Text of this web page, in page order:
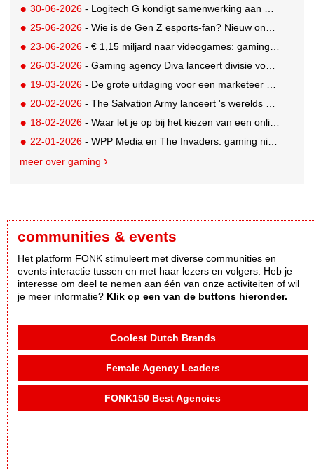
30-06-2026 - Logitech G kondigt samenwerking aan met Call of Duty: Modern Warfare 4
25-06-2026 - Wie is de Gen Z esports-fan? Nieuw onderzoek brengt doelgroep in beeld
23-06-2026 - € 1,15 miljard naar videogames: gaming blijft entertainmentreus
26-03-2026 - Gaming agency Diva lanceert divisie voor creator en community-engagement
19-03-2026 - De grote uitdaging voor een marketeer als adverteren niet mogelijk is
20-02-2026 - The Salvation Army lanceert 's werelds eerste digitale kringloopwinkel op Roblox
18-02-2026 - Waar let je op bij het kiezen van een online casino in België?
22-01-2026 - WPP Media en The Invaders: gaming niet langer een mannenwereld
meer over gaming
communities & events
Het platform FONK stimuleert met diverse communities en
events interactie tussen en met haar lezers en volgers. Heb je
interesse om deel te nemen aan één van onze activiteiten of wil
je meer informatie? Klik op een van de buttons hieronder.
Coolest Dutch Brands
Female Agency Leaders
FONK150 Best Agencies